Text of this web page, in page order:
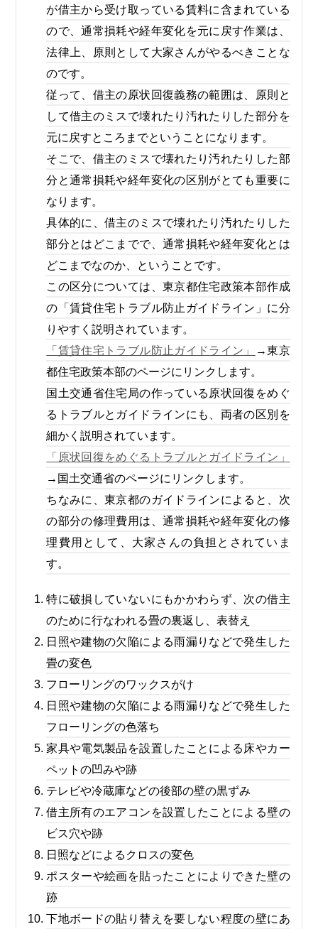
が借主から受け取っている賃料に含まれている
ので、通常損耗や経年変化を元に戻す作業は、
法律上、原則として大家さんがやるべきことな
のです。
従って、借主の原状回復義務の範囲は、原則と
して借主のミスで壊れたり汚れたりした部分を
元に戻すところまでということになります。
そこで、借主のミスで壊れたり汚れたりした部
分と通常損耗や経年変化の区別がとても重要に
なります。
具体的に、借主のミスで壊れたり汚れたりした
部分とはどこまでで、通常損耗や経年変化とは
どこまでなのか、ということです。
この区分については、東京都住宅政策本部作成
の「賃貸住宅トラブル防止ガイドライン」に分
りやすく説明されています。
「賃貸住宅トラブル防止ガイドライン」
→東京
都住宅政策本部のページにリンクします。
国土交通省住宅局の作っている原状回復をめぐ
るトラブルとガイドラインにも、両者の区別を
細かく説明されています。
「原状回復をめぐるトラブルとガイドライン」
→国土交通省のページにリンクします。
ちなみに、東京都のガイドラインによると、次
の部分の修理費用は、通常損耗や経年変化の修
理費用として、大家さんの負担とされていま
す。
特に破損していないにもかかわらず、次の借主
のために行なわれる畳の裏返し、表替え
日照や建物の欠陥による雨漏りなどで発生した
畳の変色
フローリングのワックスがけ
日照や建物の欠陥による雨漏りなどで発生した
フローリングの色落ち
家具や電気製品を設置したことによる床やカー
ペットの凹みや跡
テレビや冷蔵庫などの後部の壁の黒ずみ
借主所有のエアコンを設置したことによる壁の
ビス穴や跡
日照などによるクロスの変色
ポスターや絵画を貼ったことによりできた壁の
跡
下地ボードの貼り替えを要しない程度の壁にあ